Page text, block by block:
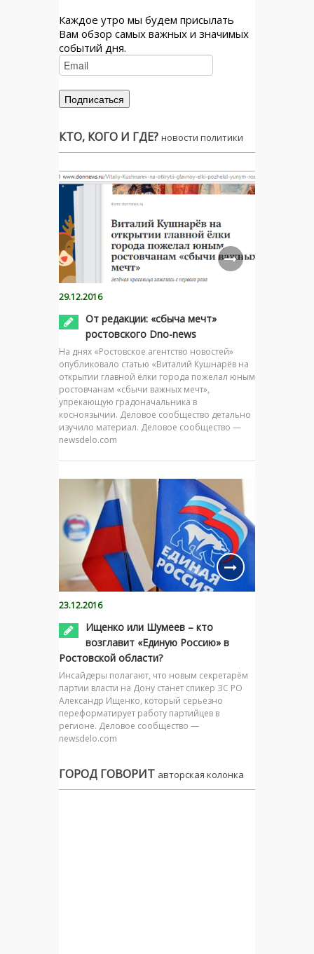
Каждое утро мы будем присылать
Вам обзор самых важных и значимых
событий дня.
КТО, КОГО И ГДЕ? новости политики
29.12.2016
От редакции: «сбыча мечт»
ростовского Dno-news
На днях «Ростовское агентство новостей»
опубликовало статью «Виталий Кушнарёв на
открытии главной ёлки города пожелал юным
ростовчанам «сбычи важных мечт»,
упрекающую градоначальника в
косноязычии. Деловое сообщество детально
изучило материал. Деловое сообщество —
newsdelo.com
23.12.2016
Ищенко или Шумеев – кто
возглавит «Единую Россию» в
Ростовской области?
Инсайдеры полагают, что новым секретарём
партии власти на Дону станет спикер ЗС РО
Александр Ищенко, который серьезно
переформатирует работу партийцев в
регионе. Деловое сообщество —
newsdelo.com
ГОРОД ГОВОРИТ авторская колонка